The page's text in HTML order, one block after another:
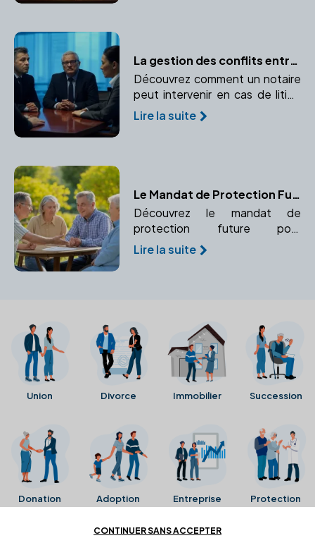
La gestion des conflits entre associés : le rôle du notaire
Découvrez comment un notaire
peut intervenir en cas de litige
entre associés et prévenir les
conflits. Points clefs : Médiation
Lire la suite
Le Mandat de Protection Future : Une Solution pour Anticiper la Perte d'Autonomie
Découvrez le mandat de
protection future pour
organiser à l'avance la gestion
de vos biens et de votre
Lire la suite
Union Divorce Immobilier Succession
Donation Adoption Entreprise Protection
CONTINUER SANS ACCEPTER